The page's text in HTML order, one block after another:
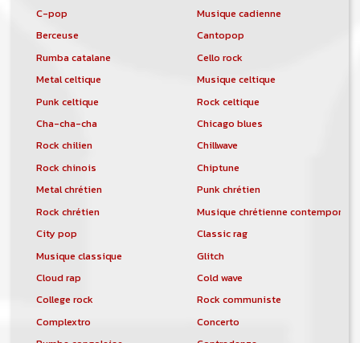
C-pop
Musique cadienne
Berceuse
Cantopop
Rumba catalane
Cello rock
Metal celtique
Musique celtique
Punk celtique
Rock celtique
Cha-cha-cha
Chicago blues
Rock chilien
Chillwave
Rock chinois
Chiptune
Metal chrétien
Punk chrétien
Rock chrétien
Musique chrétienne
City pop
Classic rag
Musique classique
Glitch
Cloud rap
Cold wave
College rock
Rock communiste
Complextro
Concerto